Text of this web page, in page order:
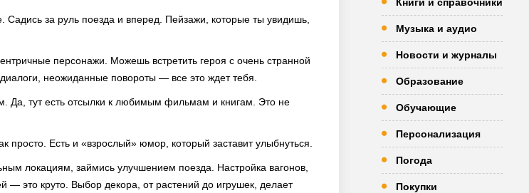
Садись за руль поезда и вперед. Пейзажи, которые ты увидишь,
персонажи. Можешь встретить героя с очень странной
неожиданные повороты — все это ждет тебя.
Да, тут есть отсылки к любимым фильмам и книгам. Это не
просто. Есть и «взрослый» юмор, который заставит улыбнуться.
локациям, займись улучшением поезда. Настройка вагонов,
— это круто. Выбор декора, от растений до игрушек, делает
Музыка и аудио
Новости и журналы
Образование
Обучающие
Персонализация
Погода
Покупки